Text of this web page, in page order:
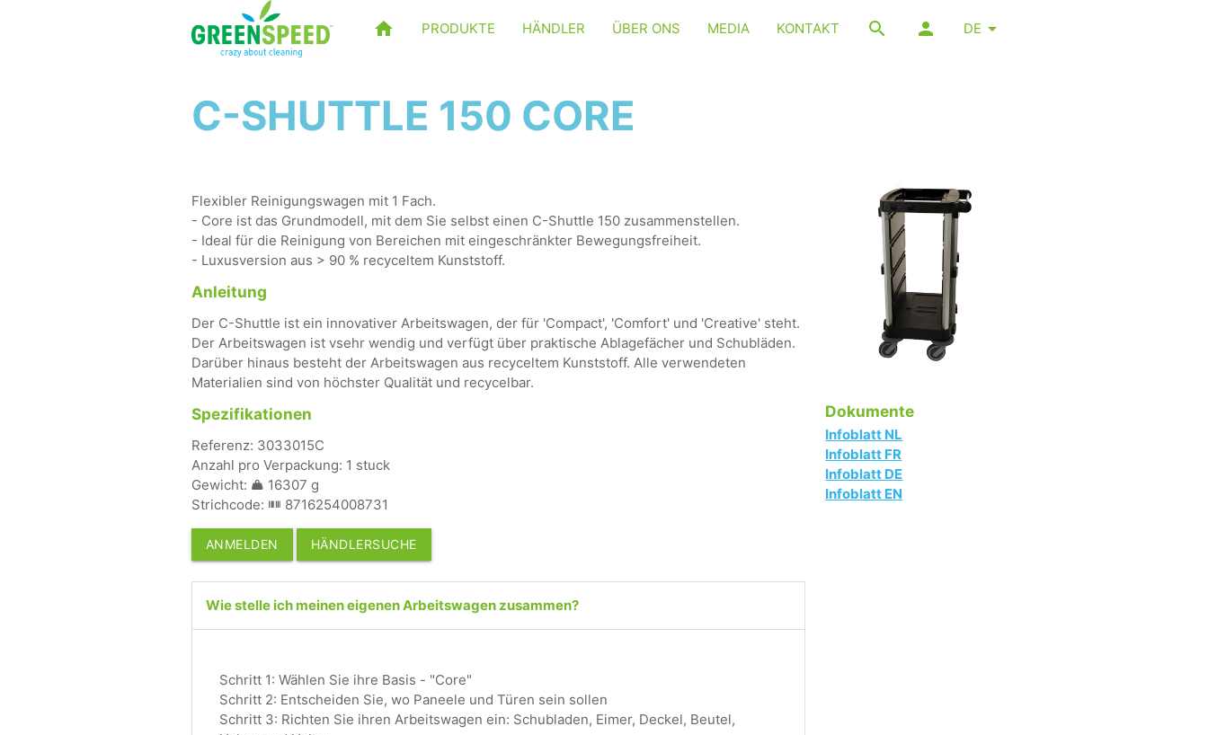
DE
PRODUKTE HÄNDLER ÜBER ONS MEDIA KONTAKT
C-SHUTTLE 150 CORE
Dokumente
Infoblatt NL
Infoblatt FR
Infoblatt DE
Infoblatt EN
Flexibler Reinigungswagen mit 1 Fach.
- Core ist das Grundmodell, mit dem Sie selbst einen C-Shuttle 150 zusammenstellen.
- Ideal für die Reinigung von Bereichen mit eingeschränkter Bewegungsfreiheit.
- Luxusversion aus > 90 % recyceltem Kunststoff.
Anleitung
Der C-Shuttle ist ein innovativer Arbeitswagen, der für 'Compact', 'Comfort' und 'Creative' steht.
Der Arbeitswagen ist vsehr wendig und verfügt über praktische Ablagefächer und Schubläden.
Darüber hinaus besteht der Arbeitswagen aus recyceltem Kunststoff. Alle verwendeten
Materialien sind von höchster Qualität und recycelbar.
Spezifikationen
Referenz: 3033015C
Anzahl pro Verpackung: 1 stuck
Gewicht:
16307 g
Strichcode:
8716254008731
ANMELDEN HÄNDLERSUCHE
Wie stelle ich meinen eigenen Arbeitswagen zusammen?
Schritt 1: Wählen Sie ihre Basis - "Core"
Schritt 2: Entscheiden Sie, wo Paneele und Türen sein sollen
Schritt 3: Richten Sie ihren Arbeitswagen ein: Schubladen, Eimer, Deckel, Beutel,